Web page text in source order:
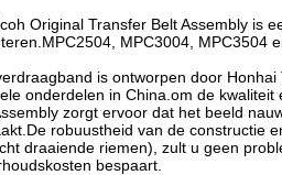
Original Transfer Belt Assembly is
MPC3004, MPC3504
is ontworpen door
onderdelen in China.om de
zorgt ervoor dat het beeld
robuustheid van de constructie
draaiende riemen), zult u geen
bespaart.